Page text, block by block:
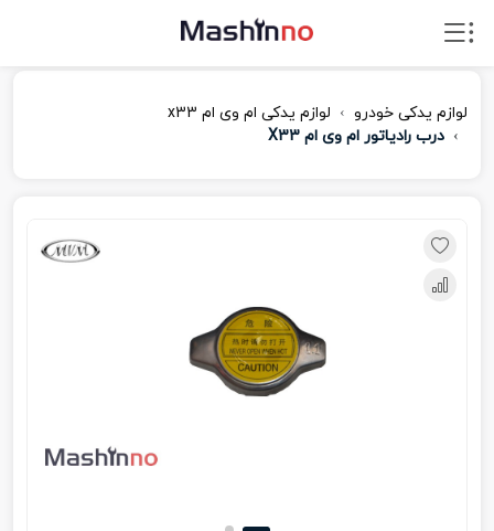
لوازم یدکی خودرو
لوازم یدکی ام‌ وی‌ ام x33
درب رادیاتور ام وی ام X33